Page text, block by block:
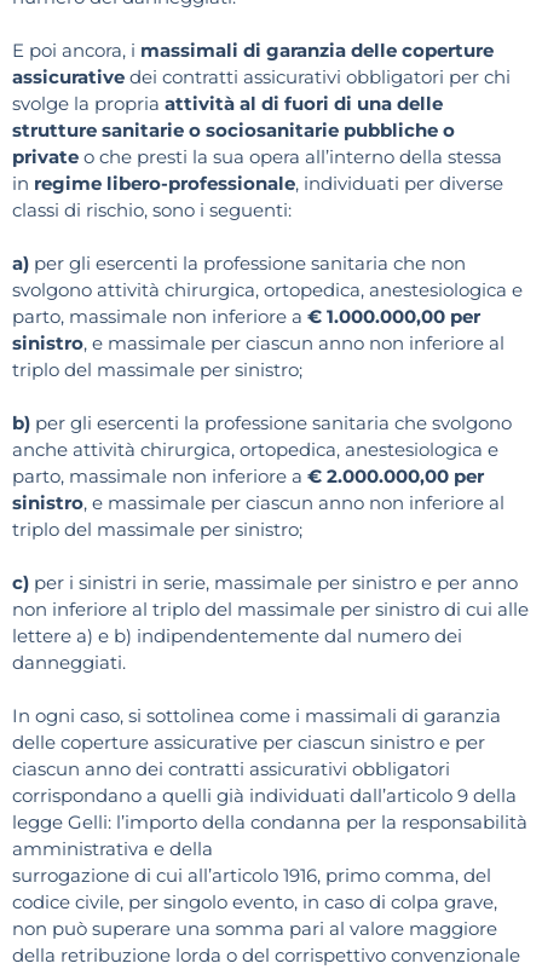
E poi ancora, i massimali di garanzia delle coperture
assicurative dei contratti assicurativi obbligatori per chi
svolge la propria attività al di fuori di una delle
strutture sanitarie o sociosanitarie pubbliche o
private o che presti la sua opera all’interno della stessa
in regime libero-professionale, individuati per diverse
classi di rischio, sono i seguenti:
a) per gli esercenti la professione sanitaria che non
svolgono attività chirurgica, ortopedica, anestesiologica e
parto, massimale non inferiore a € 1.000.000,00 per
sinistro, e massimale per ciascun anno non inferiore al
triplo del massimale per sinistro;
b) per gli esercenti la professione sanitaria che svolgono
anche attività chirurgica, ortopedica, anestesiologica e
parto, massimale non inferiore a € 2.000.000,00 per
sinistro, e massimale per ciascun anno non inferiore al
triplo del massimale per sinistro;
c) per i sinistri in serie, massimale per sinistro e per anno
non inferiore al triplo del massimale per sinistro di cui alle
lettere a) e b) indipendentemente dal numero dei
danneggiati.
In ogni caso, si sottolinea come i massimali di garanzia
delle coperture assicurative per ciascun sinistro e per
ciascun anno dei contratti assicurativi obbligatori
corrispondano a quelli già individuati dall’articolo 9 della
legge Gelli: l’importo della condanna per la responsabilità
amministrativa e della
surrogazione di cui all’articolo 1916, primo comma, del
codice civile, per singolo evento, in caso di colpa grave,
non può superare una somma pari al valore maggiore
della retribuzione lorda o del corrispettivo convenzionale